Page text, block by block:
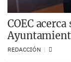
COEC
REDACCIÓN